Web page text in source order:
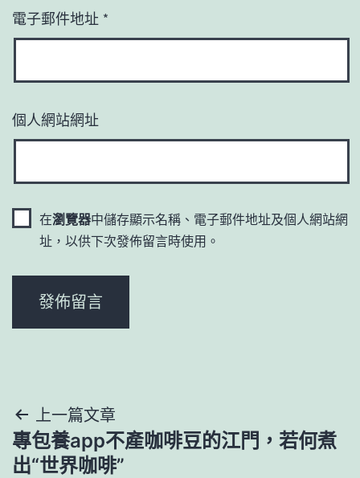
電子郵件地址 *
個人網站網址
在瀏覽器中儲存顯示名稱、電子郵件地址及個人網站網
址，以供下次發佈留言時使用。
文
章
上一篇文章
專包養app不產咖啡豆的江門，若何煮
出“世界咖啡”